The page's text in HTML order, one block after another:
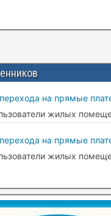
на прямые
жилых
на прямые
жилых